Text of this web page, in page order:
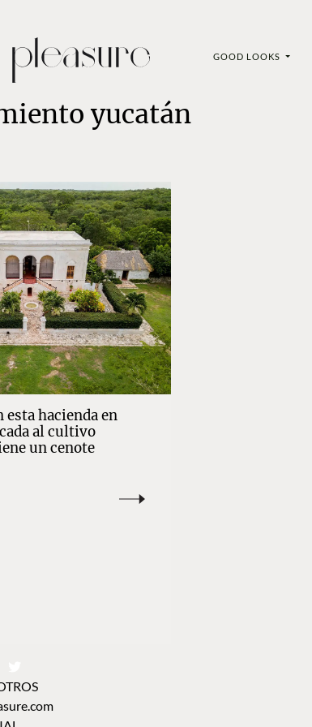
GOOD LOOKS
yucatán
esta hacienda en
al cultivo
un cenote